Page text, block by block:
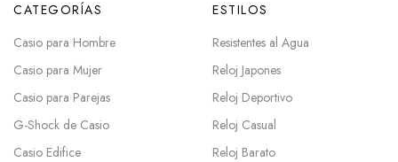
CATEGORÍAS
Casio para Hombre
Casio para Mujer
Casio para Parejas
G-Shock de Casio
Casio Edifice
ESTILOS
Resistentes al Agua
Reloj Japones
Reloj Deportivo
Reloj Casual
Reloj Barato